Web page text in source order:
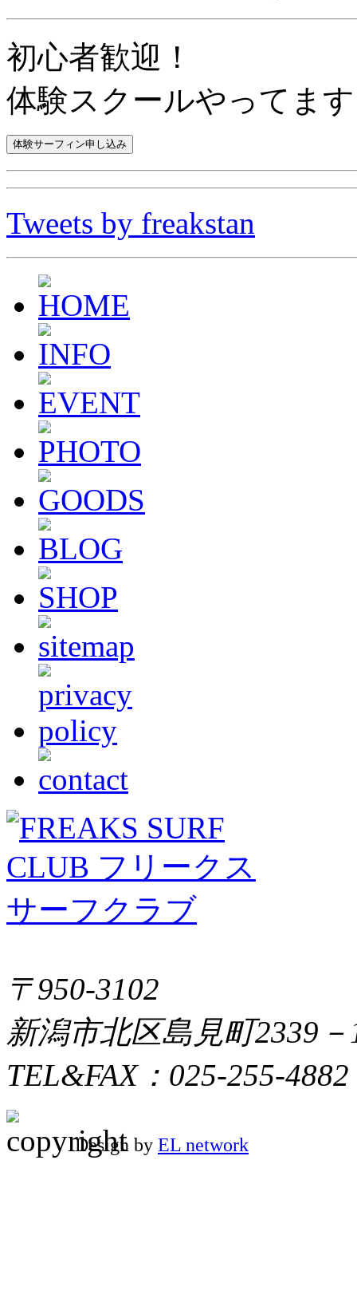
初心者歓迎！
体験スクールやってま
Tweets by freakstan
〒950-3102
新潟市北区島見町2339－
TEL&FAX：025-255-4882
Design by EL network